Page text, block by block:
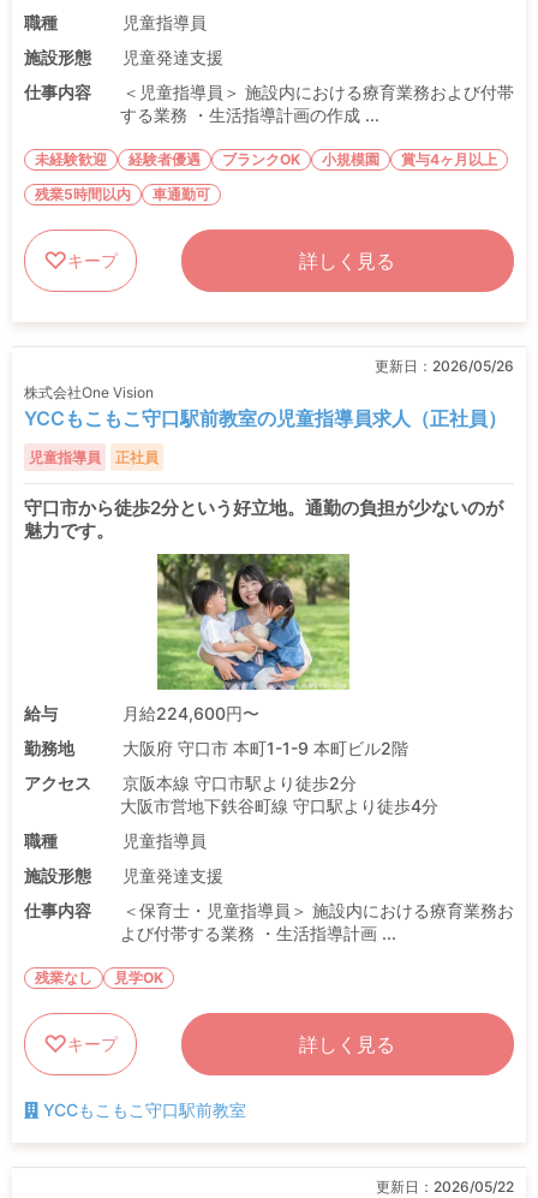
職種
児童指導員
施設形態
児童発達支援
仕事内容
＜児童指導員＞ 施設内における療育業務および付帯
する業務 ・生活指導計画の作成 ...
未経験歓迎 経験者優遇 ブランクOK 小規模園
賞与4ヶ月以上
残業5時間以内
車通勤可
キープ 詳しく見る
更新日： 2026/05/26
株式会社One Vision
YCCもこもこ守口駅前教室の児童指導員求人（正社員）
児童指導員 正社員
守口市から徒歩2分という好立地。通勤の負担が少ないのが
魅力です。
給与
月給224,600円〜
勤務地
大阪府 守口市 本町1-1-9 本町ビル2階
アクセス
京阪本線 守口市駅より徒歩2分
大阪市営地下鉄谷町線 守口駅より徒歩4分
職種
児童指導員
施設形態
児童発達支援
仕事内容
＜保育士・児童指導員＞ 施設内における療育業務お
よび付帯する業務 ・生活指導計画 ...
残業なし 見学OK
キープ 詳しく見る
YCCもこもこ守口駅前教室
更新日： 2026/05/22